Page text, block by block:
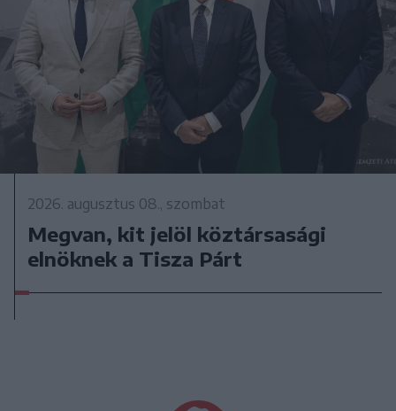
2026. augusztus 08., szombat
Megvan, kit jelöl köztársasági
elnöknek a Tisza Párt